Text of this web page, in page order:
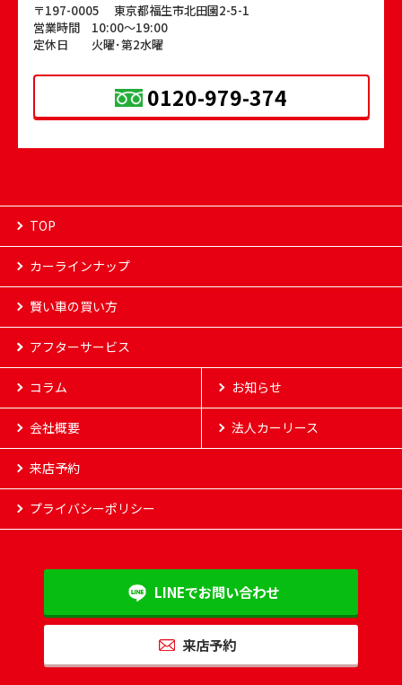
〒197-0005 東京都福生市北田園2-5-1
営業時間 10:00～19:00
定休日 火曜･第2水曜
0120-979-374
TOP
カーラインナップ
カーラインナップ
新車
登録済車
中古車
賢い車の買い方
賢い車の買い方
アフターサービス お客様の声
よくある質問 納車までの流れ
アフターサービス
車検 点検
カーケア 保険
コラム お知らせ
会社概要 法人カーリース
来店予約
プライバシーポリシー
LINEでお問い合わせ
来店予約